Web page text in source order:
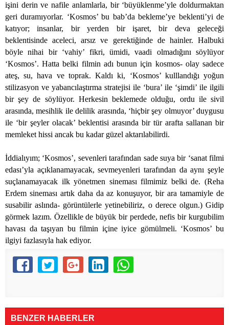
işini derin ve nafile anlamlarla, bir ‘büyüklenme’yle doldurmaktan
geri duramıyorlar. ‘Kosmos’ bu bab’da bekleme’ye beklenti’yi de
katıyor; insanlar, bir yerden bir işaret, bir deva geleceği
beklentisinde aceleci, arsız ve gerektiğinde de hainler. Halbuki
böyle nihai bir ‘vahiy’ fikri, ümidi, vaadi olmadığını söylüyor
‘Kosmos’. Hatta belki filmin adı bunun için kosmos- olay sadece
ateş, su, hava ve toprak. Kaldı ki, ‘Kosmos’ kulllandığı yoğun
stilizasyon ve yabancılaştırma stratejisi ile ‘bura’ ile ‘şimdi’ ile ilgili
bir şey de söylüyor. Herkesin beklemede olduğu, ordu ile sivil
arasında, mesihlik ile delilik arasında, ‘hiçbir şey olmuyor’ duygusu
ile ‘bir şeyler olacak’ beklentisi arasında bir tür arafta sallanan bir
memleket hissi ancak bu kadar güzel aktarılabilirdi.
İddialıyım; ‘Kosmos’, sevenleri tarafından sade suya bir ‘sanat filmi
edası’yla açıklanamayacak, sevmeyenleri tarafından da aynı şeyle
suçlanamayacak ilk yönetmen sineması filmimiz belki de. (Reha
Erdem sineması artık daha da az konuşuyor, bir ara tamamiyle de
susabilir aslında- görüntülerle yetinebiliriz, o derece olgun.) Gidip
görmek lazım. Özellikle de büyük bir perdede, nefis bir kurgubilim
havası da taşıyan bu filmin içine iyice gömülmeli. ‘Kosmos’ bu
ilgiyi fazlasıyla hak ediyor.
BENZER HABERLER